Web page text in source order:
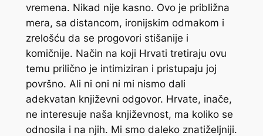
vremena. Nikad nije kasno. Ovo je približna
mera, sa distancom, ironijskim odmakom i
zrelošću da se progovori stišanije i
komičnije. Način na koji Hrvati tretiraju ovu
temu prilično je intimiziran i pristupaju joj
površno. Ali ni oni ni mi nismo dali
adekvatan književni odgovor. Hrvate, inače,
ne interesuje naša književnost, ma koliko se
odnosila i na njih. Mi smo daleko znatiželjniji.